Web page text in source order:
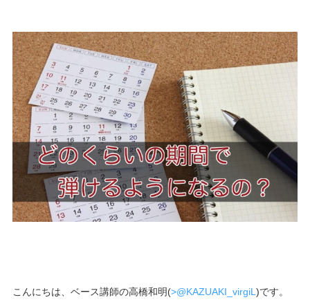
こんにちは、ベース講師の高橋和明(>@KAZUAKI_virgiL )です。